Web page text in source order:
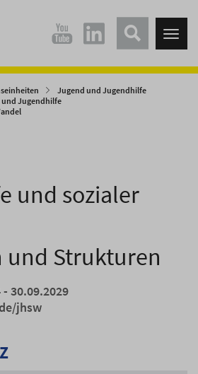
Jugend und Jugendhilfe
und Jugendhilfe
und sozialer
und Strukturen
30.09.2029
jhsw